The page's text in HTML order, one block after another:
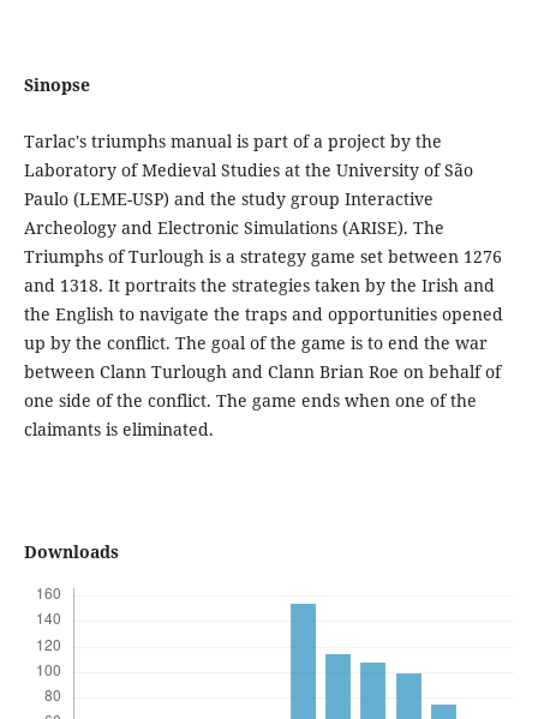
Sinopse
Tarlac's triumphs manual is part of a project by the
Laboratory of Medieval Studies at the University of São
Paulo (LEME-USP) and the study group Interactive
Archeology and Electronic Simulations (ARISE). The
Triumphs of Turlough is a strategy game set between 1276
and 1318. It portraits the strategies taken by the Irish and
the English to navigate the traps and opportunities opened
up by the conflict. The goal of the game is to end the war
between Clann Turlough and Clann Brian Roe on behalf of
one side of the conflict. The game ends when one of the
claimants is eliminated.
Downloads